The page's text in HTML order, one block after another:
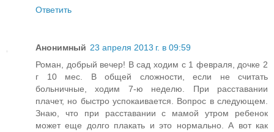
Ответить
Анонимный 23 апреля 2013 г. в 09:59
Роман, добрый вечер! В сад ходим с 1 февраля, дочке 2
г 10 мес. В общей сложности, если не считать
больничные, ходим 7-ю неделю. При расставании
плачет, но быстро успокаивается. Вопрос в следующем.
Знаю, что при расставании с мамой утром ребенок
может еще долго плакать и это нормально. А вот как